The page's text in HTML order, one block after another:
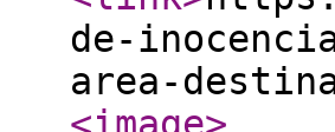
de-
area-